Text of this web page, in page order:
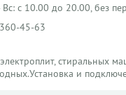
Вс: с 10.00 до 20.00, без
45-63
стиральных
и